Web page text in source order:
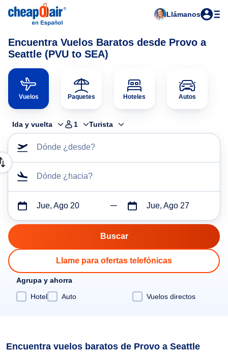
Llámanos
Encuentra Vuelos Baratos desde Provo a
Seattle (PVU to SEA)
Vuelos Paquetes Hoteles Autos
Ida y vuelta 1 Turista
Dónde ¿desde?
Dónde ¿hacia?
Jue, Ago 20 Jue, Ago 27
Llame para ofertas telefónicas
Agrupa y ahorra
Hotel
Auto Vuelos directos
Encuentra vuelos baratos de Provo a Seattle